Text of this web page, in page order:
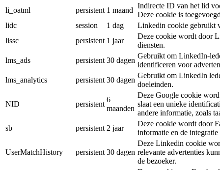
li_oatml
persistent 1 maand
Indirecte ID van het lid
Deze cookie is
lidc
session 1 dag
Linkedin cookie gebruikt
lissc
persistent 1 jaar
Deze cookie wordt door
diensten.
lms_ads
persistent 30 dagen
Gebruikt om LinkedIn-
identificeren voor
lms_analytics
persistent 30 dagen
Gebruikt om LinkedIn
doeleinden.
NID persistent
6
maanden
Deze Google cookie
slaat een unieke
andere informatie, zoals
sb
persistent 2 jaar
Deze cookie wordt door
informatie en de
UserMatchHistory persistent 30 dagen
Deze Linkedin cookie
relevante advertenties
de bezoeker.